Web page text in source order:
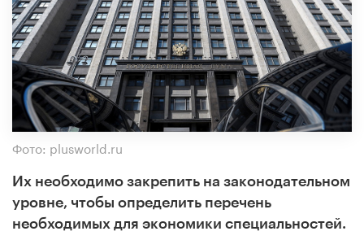
Фото: plusworld.ru
Их необходимо закрепить на законодательном
уровне, чтобы определить перечень
необходимых для экономики специальностей.